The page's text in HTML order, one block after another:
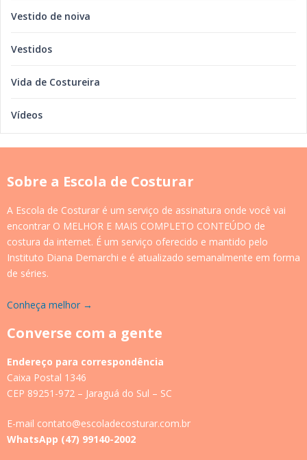
Vestido de noiva
Vestidos
Vida de Costureira
Vídeos
Sobre a Escola de Costurar
A Escola de Costurar é um serviço de assinatura onde você vai
encontrar O MELHOR E MAIS COMPLETO CONTEÚDO de
costura da internet. É um serviço oferecido e mantido pelo
Instituto Diana Demarchi e é atualizado semanalmente em forma
de séries.
Conheça melhor →
Converse com a gente
Endereço para correspondência
Caixa Postal 1346
CEP 89251-972 – Jaraguá do Sul – SC
E-mail contato@escoladecosturar.com.br
WhatsApp (47) 99140-2002